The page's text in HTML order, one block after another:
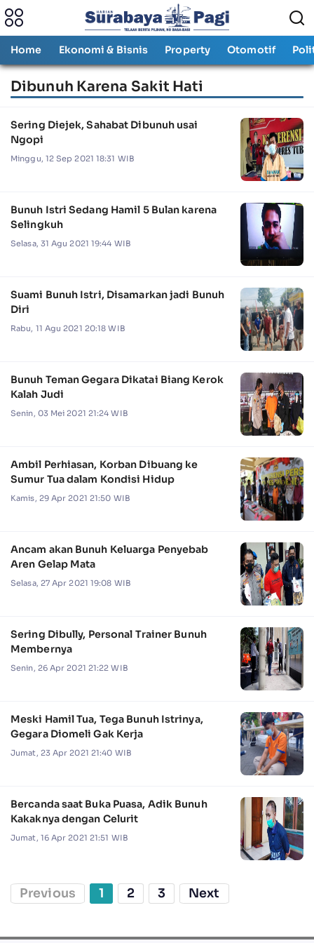
Home Ekonomi & Bisnis Property Otomotif
Dibunuh Karena Sakit Hati
Sering Diejek, Sahabat Dibunuh usai
Ngopi
Minggu, 12 Sep 2021 18:31 WIB
Bunuh Istri Sedang Hamil 5 Bulan karena
Selingkuh
Selasa, 31 Agu 2021 19:44 WIB
Suami Bunuh Istri, Disamarkan jadi Bunuh
Diri
Rabu, 11 Agu 2021 20:18 WIB
Bunuh Teman Gegara Dikatai Biang Kerok
Kalah Judi
Senin, 03 Mei 2021 21:24 WIB
Ambil Perhiasan, Korban Dibuang ke
Sumur Tua dalam Kondisi Hidup
Kamis, 29 Apr 2021 21:50 WIB
Ancam akan Bunuh Keluarga Penyebab
Aren Gelap Mata
Selasa, 27 Apr 2021 19:08 WIB
Sering Dibully, Personal Trainer Bunuh
Membernya
Senin, 26 Apr 2021 21:22 WIB
Meski Hamil Tua, Tega Bunuh Istrinya,
Gegara Diomeli Gak Kerja
Jumat, 23 Apr 2021 21:40 WIB
Bercanda saat Buka Puasa, Adik Bunuh
Kakaknya dengan Celurit
Jumat, 16 Apr 2021 21:51 WIB
Previous 1 2 3 Next